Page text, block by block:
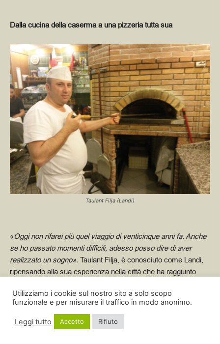
Dalla cucina della caserma a una pizzeria tutta sua
Taulant Filja (Landi)
«Oggi non rifarei più quel viaggio di venticinque anni fa. Anche
se ho passato momenti difficili, adesso posso dire di aver
realizzato un sogno». Taulant Filja, è conosciuto come Landi,
ripensando alla sua esperienza nella città che ha raggiunto
democrazia e libertà così ho seguito gli altri, anche se ero in
una buona situazione famigliare: mio padre era dentista,
primario all’ospedale militare di Tirana, mia madre insegnante
elementare e io l’unico figlio».In caserma Landi lavora alle
Utilizziamo i cookie sul nostro sito a solo scopo
funzionale e per misurare il traffico in modo anonimo.
Leggi tutto Accetto Rifiuto